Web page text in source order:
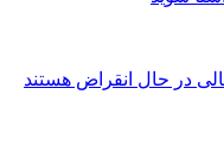
در حال انقراض هستند